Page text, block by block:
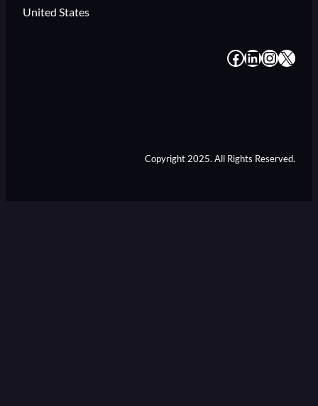
United States
# # # #
Copyright 2025. All Rights Reserved.